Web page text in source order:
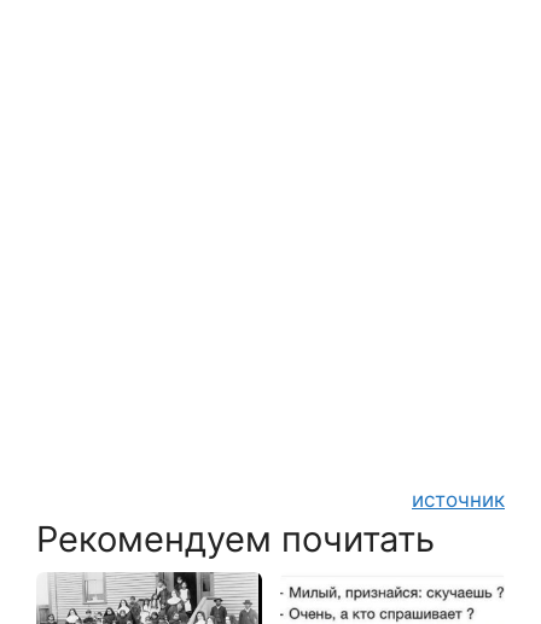
источник
Рекомендуем почитать